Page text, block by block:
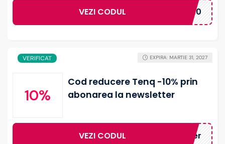
VEZI CODUL CVRO10
VERIFICAT
10%
Cod reducere Tenq -10% prin
abonarea la newsletter
EXPIRA: MARTIE 31, 2027
VEZI CODUL ewsletter